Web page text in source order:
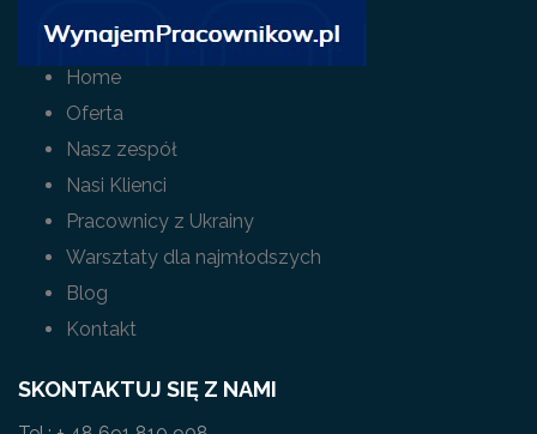
Home
Oferta
Nasz zespół
Nasi Klienci
Pracownicy z Ukrainy
Warsztaty dla najmłodszych
Blog
Kontakt
SKONTAKTUJ SIĘ Z NAMI